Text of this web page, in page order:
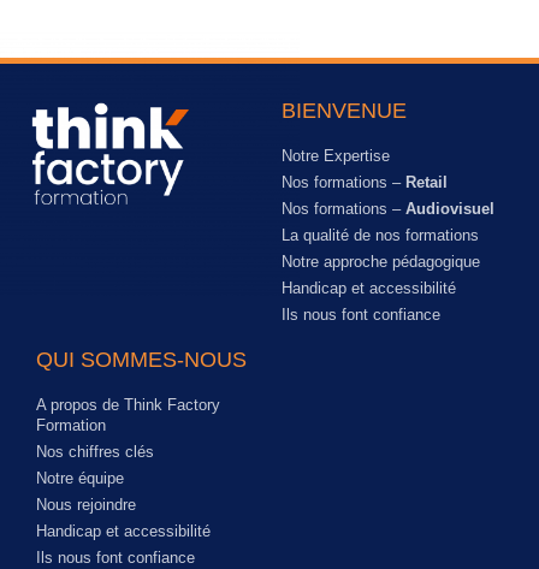
BIENVENUE
Notre Expertise
Nos formations – Retail
Nos formations – Audiovisuel
La qualité de nos formations
Notre approche pédagogique
Handicap et accessibilité
Ils nous font confiance
QUI SOMMES-NOUS
A propos de Think Factory
Formation
Nos chiffres clés
Notre équipe
Nous rejoindre
Handicap et accessibilité
Ils nous font confiance